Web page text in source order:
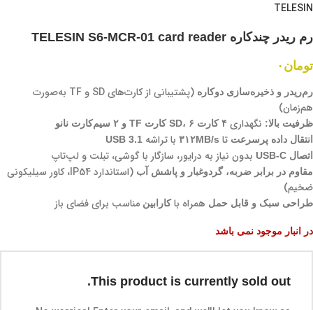
TELESIN
رم‌ ریدر چندکاره TELESIN S6-MCR-01 card reader
تومان ۰
رم‌ریدر و ذخیره‌سازی دوکاره
(پشتیبانی از کارت‌های SD و TF به‌صورت
هم‌زمان)
ظرفیت بالا: نگهداری ۴ کارت SD، ۶ کارت TF و ۲ سیم‌کارت نانو
انتقال داده پرسرعت تا ۳۱۲MB/s با تراشه USB 3.1
اتصال USB-C
بدون نیاز به درایور، سازگار با گوشی، تبلت و لپ‌تاپ
مقاوم در برابر ضربه، گردوغبار و پاشش آب
(استاندارد IP54، کاور سیلیکونی
ضخیم)
طراحی سبک و قابل حمل همراه باکارابین مناسب برای فضای باز
در انبار موجود نمی باشد
This product is currently sold out.